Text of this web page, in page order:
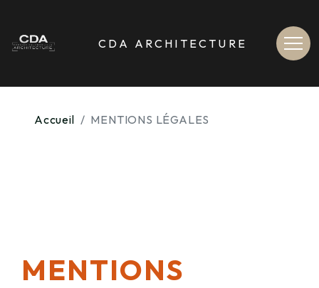
CDA ARCHITECTURE
contenu du site non accessible depuis le menu de navigation haut
Accueil MENTIONS LÉGALES
MENTIONS